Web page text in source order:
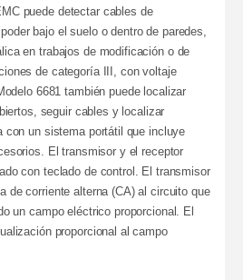
puede detectar cables de
bajo el suelo o dentro de paredes,
en trabajos de modificación o de
de categoría III, con voltaje
6681 también puede localizar
seguir cables y localizar
con un sistema portátil que incluye
El transmisor y el receptor
con teclado de control. El transmisor
de corriente alterna (CA) al circuito que
un campo eléctrico proporcional. El
proporcional al campo